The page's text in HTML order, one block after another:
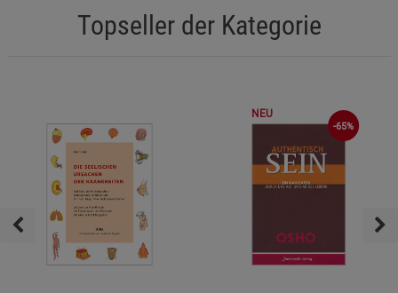
Topseller der Kategorie
NEU
-65%